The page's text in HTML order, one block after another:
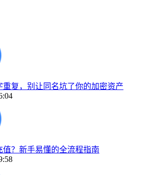
重复，别让同名坑了你的加密资产
值？新手易懂的全流程指南